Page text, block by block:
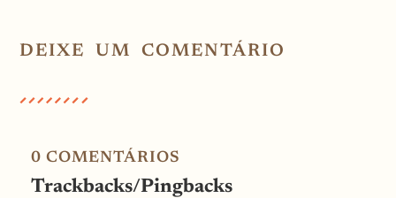
DEIXE UM COMENTÁRIO
0 COMENTÁRIOS
Trackbacks/Pingbacks